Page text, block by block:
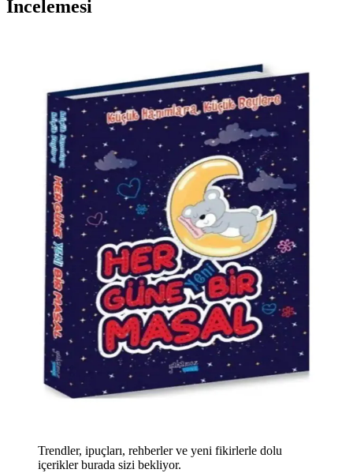
İncelemesi
Trendler, ipuçları, rehberler ve yeni fikirlerle dolu
içerikler burada sizi bekliyor.